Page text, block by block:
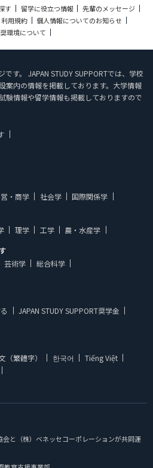
す 留学に役立つ情報
先輩のメッセージ
利用規約
個人情報についてのお知らせ
環境について
す。 JAPAN STUDY SUPPORTでは、学校
案内の情報を掲載しております。大学情報
験情報や留学情報も掲載しておりますので
・商学 社会学
国際関係学
理学 工学
農・水産学
芸術学 総合科学
JAPAN STUDY SUPPORT奨学金
（繁體字） 한국어
Tiếng Việt
と（株）ベネッセコーポレーションが共同運